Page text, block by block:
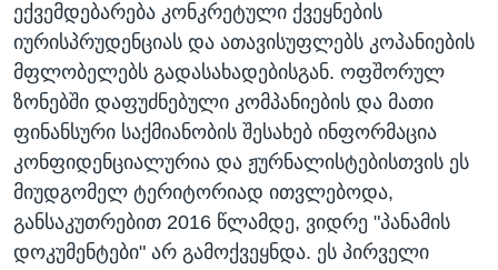
ექვემდებარება კონკრეტული ქვეყნების
იურისპრუდენციას და ათავისუფლებს კოპანიების
მფლობელებს გადასახადებისგან. ოფშორულ
ზონებში დაფუძნებული კომპანიების და მათი
ფინანსური საქმიანობის შესახებ ინფორმაცია
კონფიდენციალურია და ჟურნალისტებისთვის ეს
მიუდგომელ ტერიტორიად ითვლებოდა,
განსაკუთრებით 2016 წლამდე, ვიდრე "პანამის
დოკუმენტები" არ გამოქვეყნდა. ეს პირველი